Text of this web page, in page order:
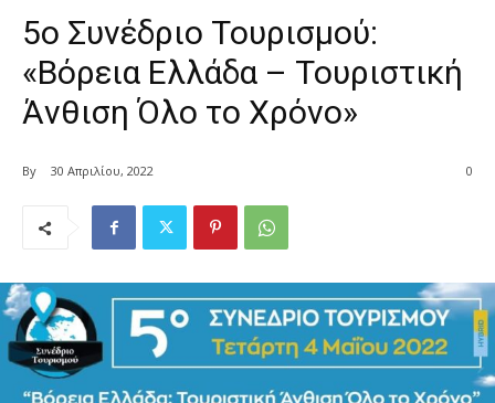
5ο Συνέδριο Τουρισμού:
«Βόρεια Ελλάδα – Τουριστική
Άνθιση Όλο το Χρόνο»
By 30 Απριλίου, 2022 0